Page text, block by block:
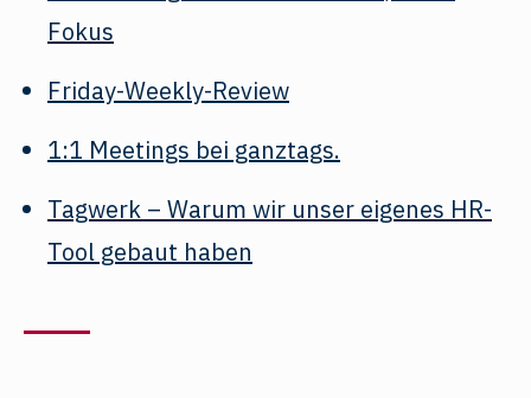
Fokus
Friday-Weekly-Review
1:1 Meetings bei ganztags.
Tagwerk – Warum wir unser eigenes HR-
Tool gebaut haben